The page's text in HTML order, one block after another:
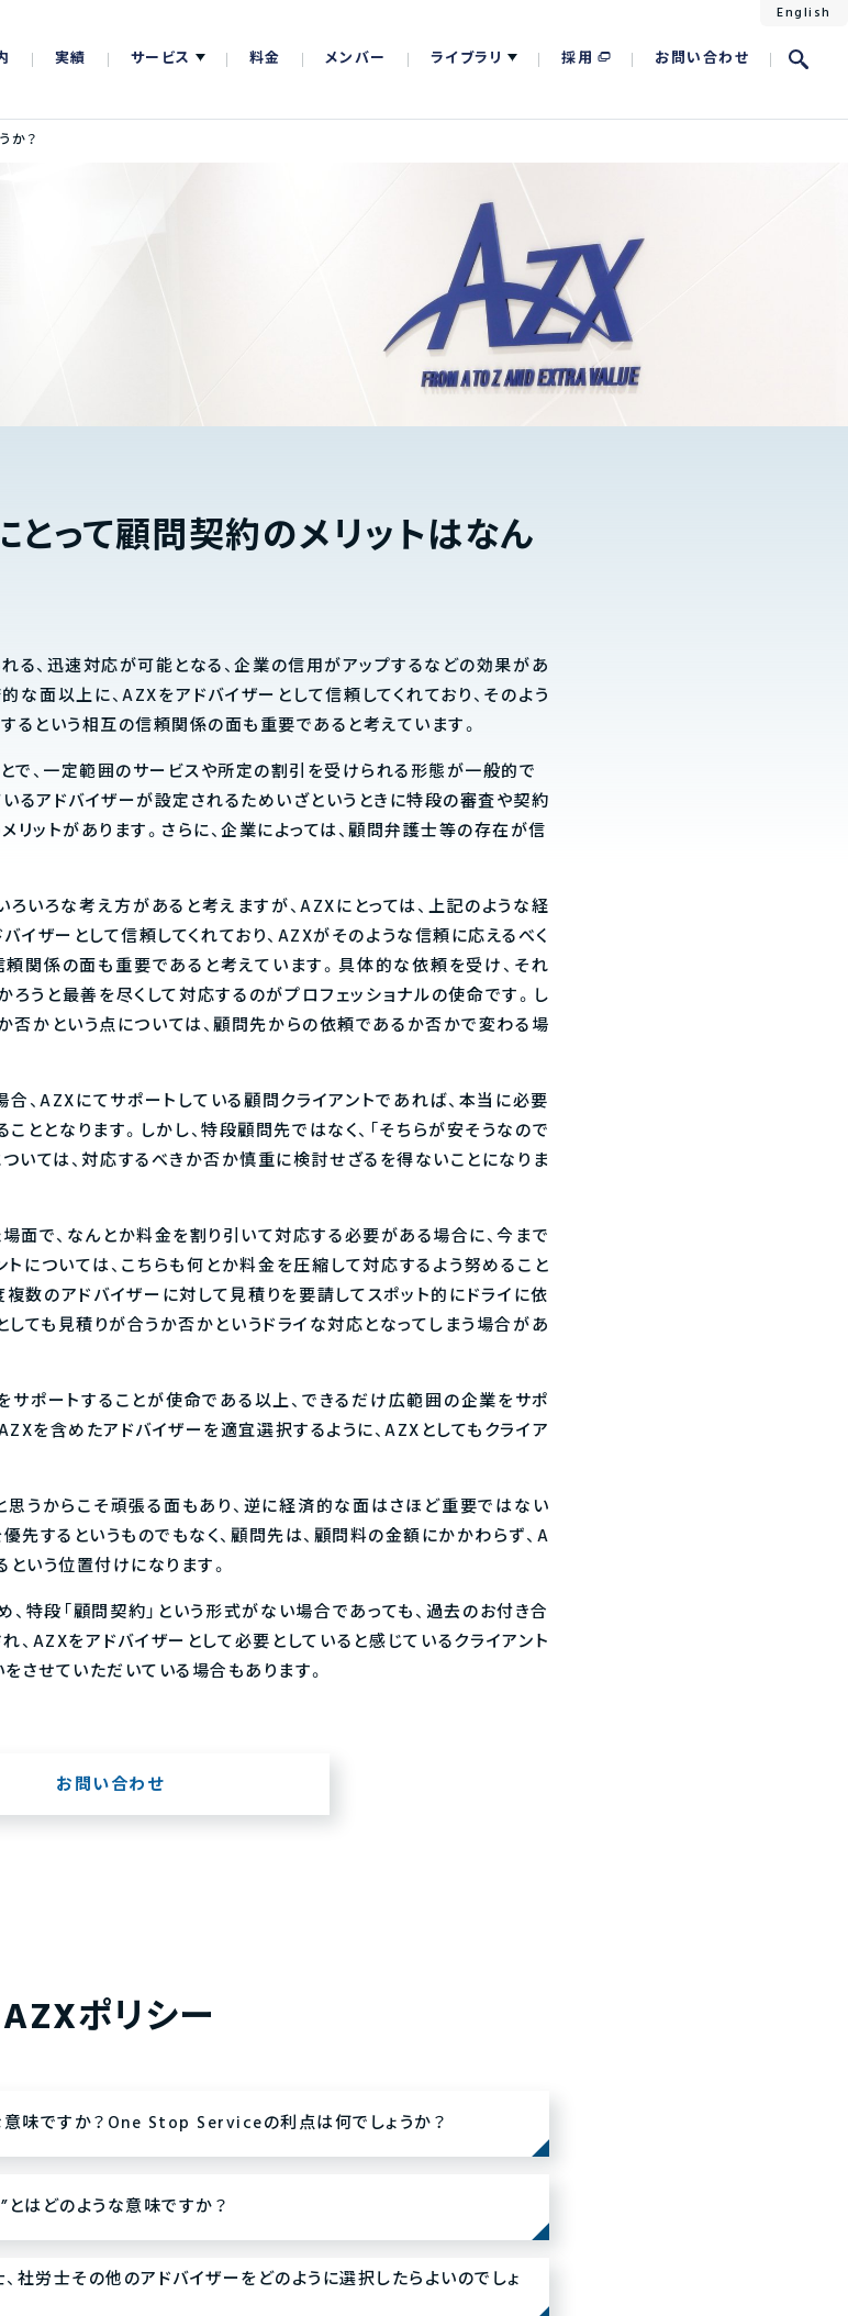
実績 サービス 料金 メンバー ライブラリ 採用 お問い合わせ
English
か？
とって顧問契約のメリットはなん
る、迅速対応が可能となる、企業の信用がアップするなどの効果があ
な面以上に、AZXをアドバイザーとして信頼してくれており、そのよう
るという相互の信頼関係の面も重要であると考えています。
で、一定範囲のサービスや所定の割引を受けられる形態が一般的で
るアドバイザーが設定されるためいざというときに特段の審査や契約
リットがあります。さらに、企業によっては、顧問弁護士等の存在が信
いろな考え方があると考えますが、AZXにとっては、上記のような経
イザーとして信頼してくれており、AZXがそのような信頼に応えるべく
頼関係の面も重要であると考えています。具体的な依頼を受け、それ
うと最善を尽くして対応するのがプロフェッショナルの使命です。し
否かという点については、顧問先からの依頼であるか否かで変わる場
、AZXにてサポートしている顧問クライアントであれば、本当に必要
ととなります。しかし、特段顧問先ではなく、「そちらが安そうなので
いては、対応するべきか否か慎重に検討せざるを得ないことになりま
面で、なんとか料金を割り引いて対応する必要がある場合に、今まで
については、こちらも何とか料金を圧縮して対応するよう努めること
数のアドバイザーに対して見積りを要請してスポット的にドライに依
しても見積りが合うか否かというドライな対応となってしまう場合があ
サポートすることが使命である以上、できるだけ広範囲の企業をサポ
を含めたアドバイザーを適宜選択するように、AZXとしてもクライア
思うからこそ頑張る面もあり、逆に経済的な面はさほど重要ではない
先するというものでもなく、顧問先は、顧問料の金額にかかわらず、A
いう位置付けになります。
特段「顧問契約」という形式がない場合であっても、過去のお付き合
AZXをアドバイザーとして必要としていると感じているクライアント
させていただいている場合もあります。
お問い合わせ
AZXポリシー
意味ですか？One Stop Serviceの利点は何でしょうか？
どのような意味ですか？
社労士その他のアドバイザーをどのように選択したらよいのでしょ